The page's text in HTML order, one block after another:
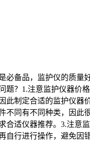
必备品，监护仪的质
题？1.注意监护仪器价
此制定合适的监护仪
不同有不同种类，因
合适仪器推荐。3.注意
自行进行操作，避免